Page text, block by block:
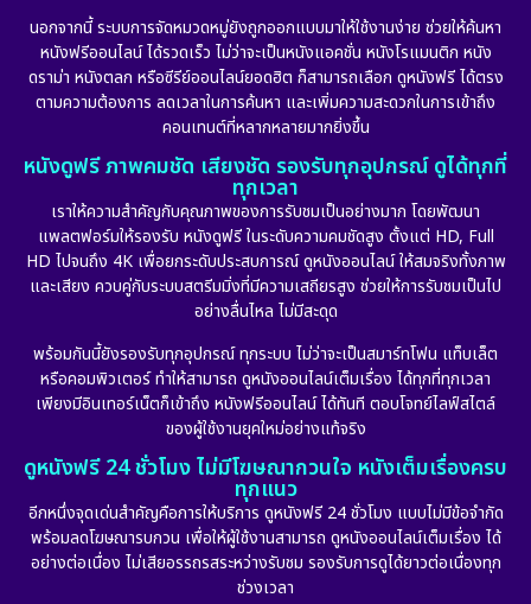
นอกจากนี้ ระบบการจัดหมวดหมู่ยังถูกออกแบบมาให้ใช้งานง่าย ช่วยให้ค้นหา
หนังฟรีออนไลน์ ได้รวดเร็ว ไม่ว่าจะเป็นหนังแอคชั่น หนังโรแมนติก หนัง
ดราม่า หนังตลก หรือซีรีย์ออนไลน์ยอดฮิต ก็สามารถเลือก ดูหนังฟรี ได้ตรง
ตามความต้องการ ลดเวลาในการค้นหา และเพิ่มความสะดวกในการเข้าถึง
คอนเทนต์ที่หลากหลายมากยิ่งขึ้น
หนังดูฟรี ภาพคมชัด เสียงชัด รองรับทุกอุปกรณ์ ดูได้ทุกที่
ทุกเวลา
เราให้ความสำคัญกับคุณภาพของการรับชมเป็นอย่างมาก โดยพัฒนา
แพลตฟอร์มให้รองรับ หนังดูฟรี ในระดับความคมชัดสูง ตั้งแต่ HD, Full
HD ไปจนถึง 4K เพื่อยกระดับประสบการณ์ ดูหนังออนไลน์ ให้สมจริงทั้งภาพ
และเสียง ควบคู่กับระบบสตรีมมิ่งที่มีความเสถียรสูง ช่วยให้การรับชมเป็นไป
อย่างลื่นไหล ไม่มีสะดุด
พร้อมกันนี้ยังรองรับทุกอุปกรณ์ ทุกระบบ ไม่ว่าจะเป็นสมาร์ทโฟน แท็บเล็ต
หรือคอมพิวเตอร์ ทำให้สามารถ ดูหนังออนไลน์เต็มเรื่อง ได้ทุกที่ทุกเวลา
เพียงมีอินเทอร์เน็ตก็เข้าถึง หนังฟรีออนไลน์ ได้ทันที ตอบโจทย์ไลฟ์สไตล์
ของผู้ใช้งานยุคใหม่อย่างแท้จริง
ดูหนังฟรี 24 ชั่วโมง ไม่มีโฆษณากวนใจ หนังเต็มเรื่องครบ
ทุกแนว
อีกหนึ่งจุดเด่นสำคัญคือการให้บริการ ดูหนังฟรี 24 ชั่วโมง แบบไม่มีข้อจำกัด
พร้อมลดโฆษณารบกวน เพื่อให้ผู้ใช้งานสามารถ ดูหนังออนไลน์เต็มเรื่อง ได้
อย่างต่อเนื่อง ไม่เสียอรรถรสระหว่างรับชม รองรับการดูได้ยาวต่อเนื่องทุก
ช่วงเวลา